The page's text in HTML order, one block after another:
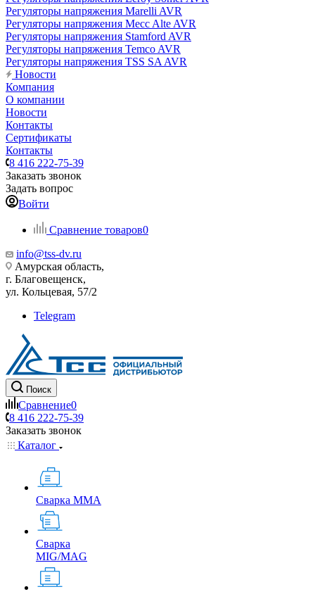
Регуляторы напряжения Marelli AVR
Регуляторы напряжения Mecc Alte AVR
Регуляторы напряжения Stamford AVR
Регуляторы напряжения Temco AVR
Регуляторы напряжения TSS SA AVR
Новости
Компания
О компании
Новости
Контакты
Сертификаты
Контакты
8 416 222-75-39
Заказать звонок
Задать вопрос
Войти
Сравнение товаров0
info@tss-dv.ru
Амурская область,
г. Благовещенск,
ул. Кольцевая, 57/2
Telegram
Поиск
Сравнение0
8 416 222-75-39
Заказать звонок
Каталог
Сварка MMA
Сварка
MIG/MAG